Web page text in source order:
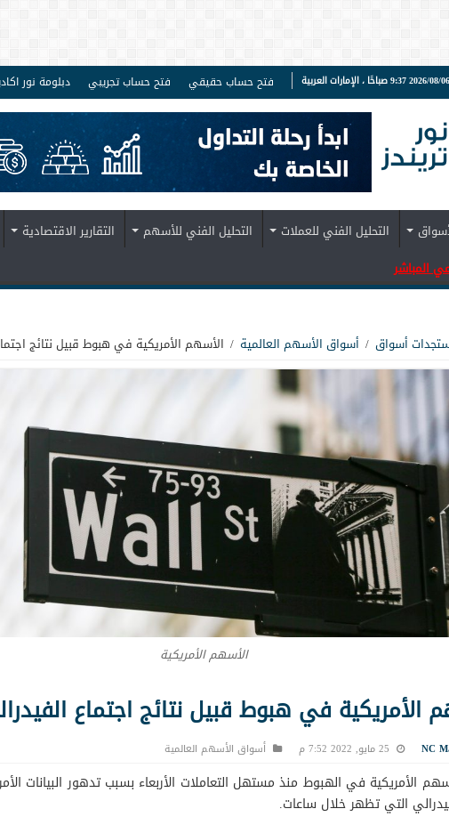
2026/08/06 9:37 صباحًا ، الإمارات العربية فتح حساب حقيقي فتح حساب تجريبي دبلومة نور
التحليل الفني للعملات التحليل الفني للأسهم التقارير الاقتصادية
المباشر
أسواق / أسواق الأسهم العالمية / الأسهم الأمريكية في هبوط قبيل نتائج
الأسهم الأمريكية
الأمريكية في هبوط قبيل نتائج اجتماع
NC 25 مايو, 2022 7:52 م أسواق الأسهم العالمية
الأمريكية في الهبوط منذ مستهل التعاملات الأربعاء بسبب تدهور البيانات
التي تظهر خلال ساعات.